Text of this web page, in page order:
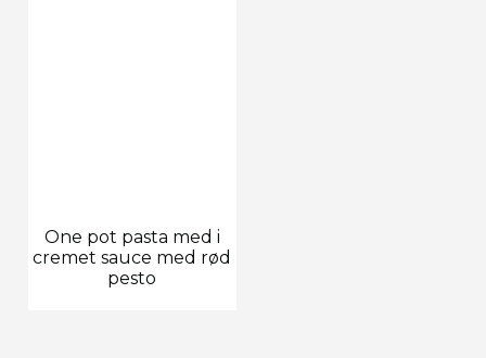
One pot pasta med i
cremet sauce med rød
pesto